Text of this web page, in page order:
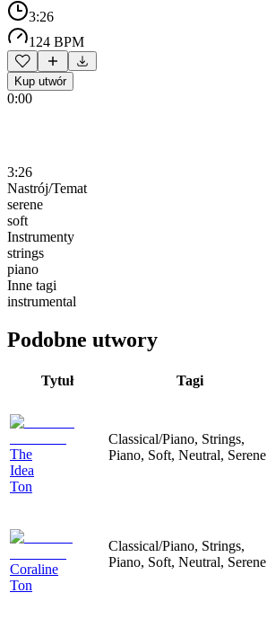
3:26
124 BPM
Kup utwór
0:00
3:26
Nastrój/Temat
serene
soft
Instrumenty
strings
piano
Inne tagi
instrumental
Podobne utwory
Tytuł Tagi
The
Idea
Ton
Classical/Piano, Strings,
Piano, Soft, Neutral, Serene
Coraline
Ton
Classical/Piano, Strings,
Piano, Soft, Neutral, Serene